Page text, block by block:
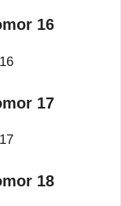
16
17
18